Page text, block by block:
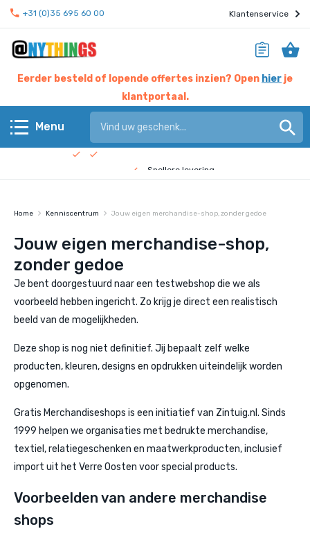
+31 (0)35 695 60 00 Klantenservice
Eerder besteld of lopende offertes inzien? Open hier je
klantportaal.
Menu
Anythings KERN assortiment
Anythings OVERIG assortiment
Pagina's
Nieuws
Hier werken experts voor jou
Snellere levering
Home Kenniscentrum Jouw eigen merchandise-shop, zonder gedoe
Jouw eigen merchandise-shop,
zonder gedoe
Je bent doorgestuurd naar een testwebshop die we als
voorbeeld hebben ingericht. Zo krijg je direct een realistisch
beeld van de mogelijkheden.
Deze shop is nog niet definitief. Jij bepaalt zelf welke
producten, kleuren, designs en opdrukken uiteindelijk worden
opgenomen.
Gratis Merchandiseshops is een initiatief van Zintuig.nl. Sinds
1999 helpen we organisaties met bedrukte merchandise,
textiel, relatiegeschenken en maatwerkproducten, inclusief
import uit het Verre Oosten voor special products.
Voorbeelden van andere merchandise
shops